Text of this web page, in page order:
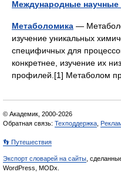
Международные научные
Метаболомика —
изучение уникальных
специфичных для
конкретнее, изучение их
профилей.[1] Метаболом
© Академик, 2000-2026
Обратная связь: Техподдержка
👣 Путешествия
Экспорт словарей на сайты ,
WordPress, MODx.